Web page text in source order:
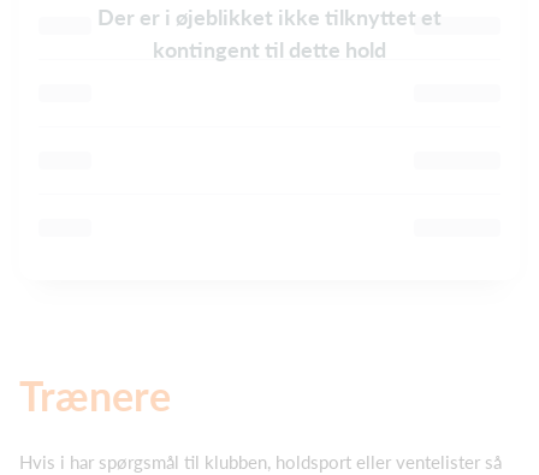
Der er i øjeblikket ikke tilknyttet et
kontingent til dette hold
Trænere
Hvis i har spørgsmål til klubben, holdsport eller ventelister så